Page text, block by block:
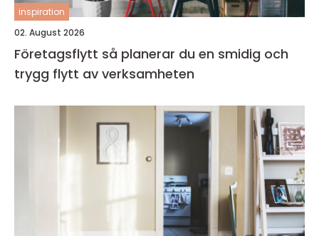
inspiration
02. August 2026
Företagsflytt så planerar du en smidig och
trygg flytt av verksamheten